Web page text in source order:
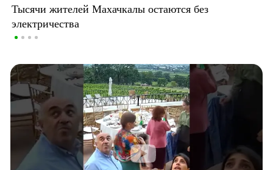
Тысячи жителей Махачкалы остаются без
электричества